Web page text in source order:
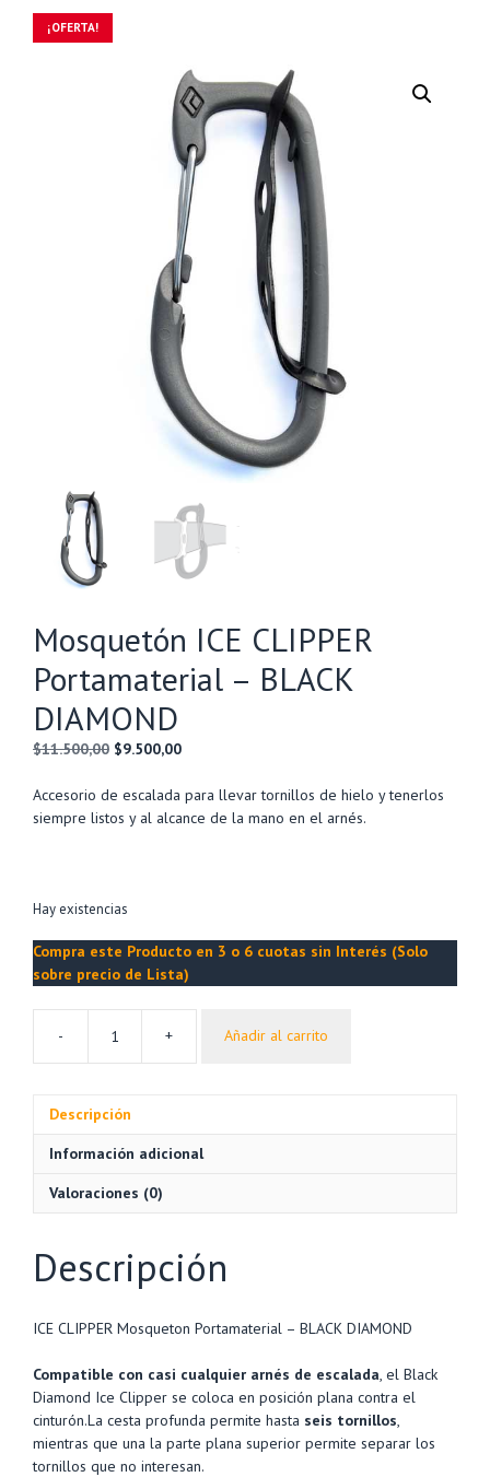
¡OFERTA!
Mosquetón ICE CLIPPER
Portamaterial – BLACK
DIAMOND
$11.500,00 El
original
era:
$9.500,00El
actual
es:
Accesorio de escalada para llevar tornillos de hielo y tenerlos
siempre listos y al alcance de la mano en el arnés.
Hay existencias
Compra este Producto en 3 o 6 cuotas sin Interés (Solo
sobre precio de Lista)
-
Mosquetón
ICE
-
BLACK
+ Añadir al carrito
Descripción
Información adicional
Valoraciones (0)
Descripción
ICE CLIPPER Mosqueton Portamaterial – BLACK DIAMOND
Compatible con casi cualquier arnés de escalada , el Black
Diamond Ice Clipper se coloca en posición plana contra el
cinturón.La cesta profunda permite hasta seis tornillos
mientras que una la parte plana superior permite separar los
tornillos que no interesan.